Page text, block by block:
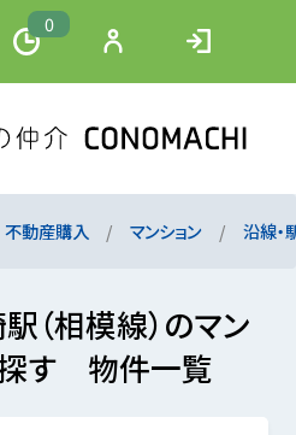
0
不動産購入 マンション 沿線・
（相模線）のマン
探す 物件一覧